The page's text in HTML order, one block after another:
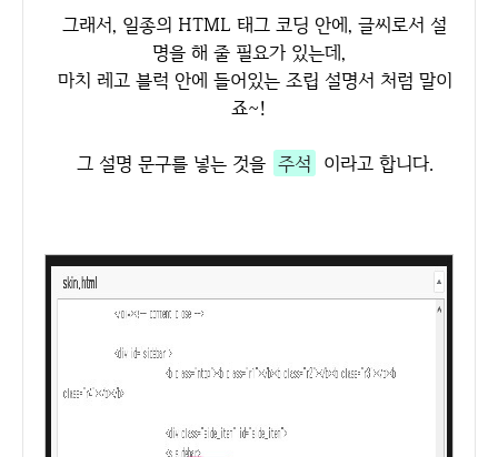
그래서, 일종의 HTML 태그 코딩 안에, 글씨로서 설
명을 해 줄 필요가 있는데,
마치 레고 블럭 안에 들어있는 조립 설명서 처럼 말이
죠~!
그 설명 문구를 넣는 것을 주석 이라고 합니다.